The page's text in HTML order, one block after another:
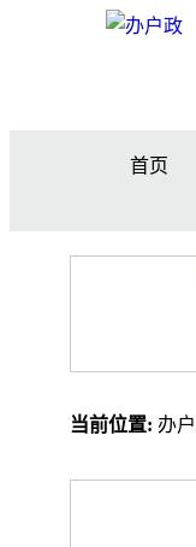
首页
当前位置: 办